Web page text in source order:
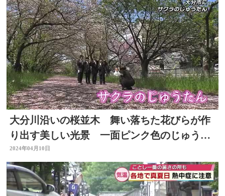
大分川沿いの桜並木 舞い落ちた花びらが作
り出す美しい光景 一面ピンク色のじゅうた
んに 大分
2024年04月10日